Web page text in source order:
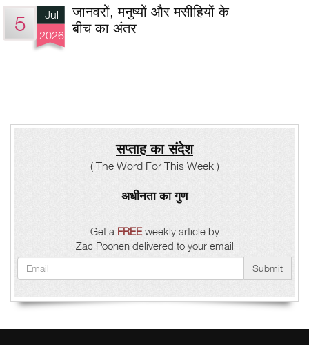
5
Jul
2026
जानवरों, मनुष्यों और मसीहियों के
बीच का अंतर
सप्ताह का संदेश
( The Word For This Week )
अधीनता का गुण
Get a FREEweekly article by
Zac Poonen delivered to your email
Submit